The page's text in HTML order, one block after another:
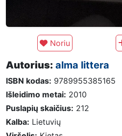
Noriu
Autorius: alma littera
ISBN kodas: 9789955385165
Išleidimo metai: 2010
Puslapių skaičius: 212
Kalba: Lietuvių